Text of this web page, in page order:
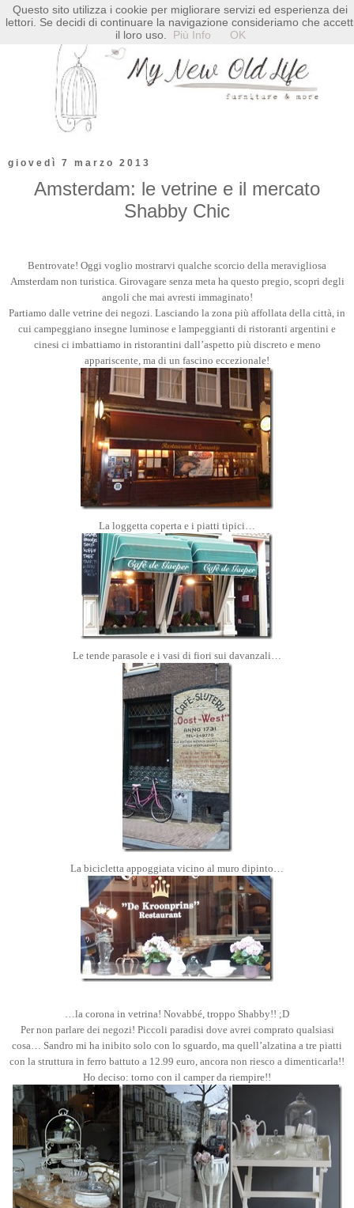
giovedì 7 marzo 2013
Amsterdam: le vetrine e il mercato
Shabby Chic
Bentrovate! Oggi voglio mostrarvi qualche scorcio della meravigliosa
Amsterdam non turistica. Girovagare senza meta ha questo pregio, scopri degli
angoli che mai avresti immaginato!
Partiamo dalle vetrine dei negozi. Lasciando la zona più affollata della città, in
cui campeggiano insegne luminose e lampeggianti di ristoranti argentini e
cinesi ci imbattiamo in ristorantini dall’aspetto più discreto e meno
appariscente, ma di un fascino eccezionale!
La loggetta coperta e i piatti tipici…
Le tende parasole e i vasi di fiori sui davanzali…
La bicicletta appoggiata vicino al muro dipinto…
…la corona in vetrina! Novabbé, troppo Shabby!! ;D
Per non parlare dei negozi! Piccoli paradisi dove avrei comprato qualsiasi
cosa… Sandro mi ha inibito solo con lo sguardo, ma quell’alzatina a tre piatti
con la struttura in ferro battuto a 12.99 euro, ancora non riesco a dimenticarla!!
Ho deciso: torno con il camper da riempire!!
Questo sito utilizza i cookie per migliorare servizi ed esperienza dei
lettori. Se decidi di continuare la navigazione consideriamo che
il loro uso.
Più Info OK